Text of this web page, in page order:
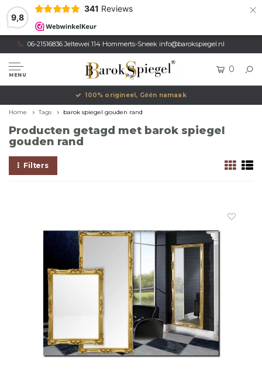
9,8
341 Reviews ×
06-21516836 Jeltewei 114 Hommerts-Sneek info@barokspiegel.nl
MENU
0
100% origineel, Géén namaak
Home Tags barok spiegel gouden rand
Producten getagd met barok spiegel
gouden rand
Filters